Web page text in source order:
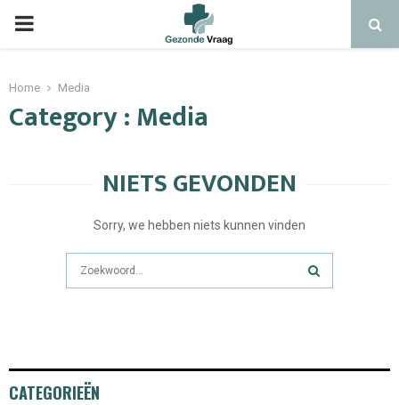
Home Media
Category : Media
NIETS GEVONDEN
Sorry, we hebben niets kunnen vinden
CATEGORIEËN